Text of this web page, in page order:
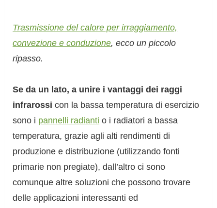
Trasmissione del calore per irraggiamento,
convezione e conduzione, ecco un piccolo
ripasso.
Se da un lato, a unire i vantaggi dei raggi
infrarossi con la bassa temperatura di esercizio
sono i pannelli radianti o i radiatori a bassa
temperatura, grazie agli alti rendimenti di
produzione e distribuzione (utilizzando fonti
primarie non pregiate), dall’altro ci sono
comunque altre soluzioni che possono trovare
delle applicazioni interessanti ed